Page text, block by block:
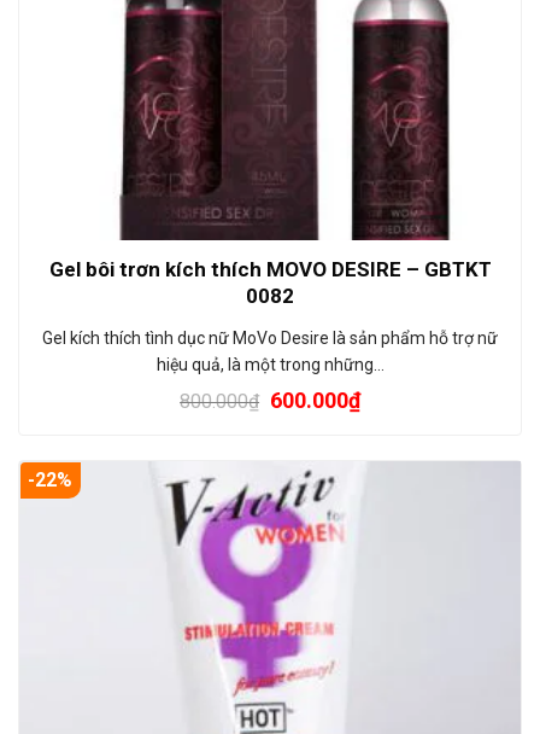
Gel bôi trơn kích thích MOVO DESIRE – GBTKT
0082
Gel kích thích tình dục nữ MoVo Desire là sản phẩm hỗ trợ nữ
hiệu quả, là một trong những…
800.000₫ 600.000₫
-22%